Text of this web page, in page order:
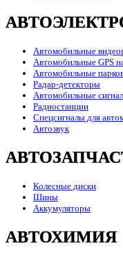
Автомобильные
Автомобильные GPS
Автомобильные
Радар-детекторы
Автомобильные
Радиостанции
Спецсигналы для
Автозвук
Колесные диски
Шины
Аккумуляторы
АВТОХИМИЯ